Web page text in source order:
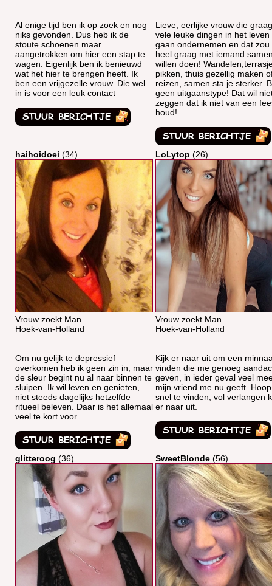
Al enige tijd ben ik op zoek en nog
niks gevonden. Dus heb ik de
stoute schoenen maar
aangetrokken om hier een stap te
wagen. Eigenlijk ben ik benieuwd
wat het hier te brengen heeft. Ik
ben een vrijgezelle vrouw. Die wel
in is voor een leuk contact
Lieve, eerlijke vrouw die
vele leuke dingen in het leven
gaan ondernemen en dat zou
heel graag met iemand
willen doen!
pikken, thuis gezellig maken
reizen, samen sta je sterker.
geen uitgaanstype! Dat wil
zeggen dat ik niet van een
houd!
haihoidoei (34)
Vrouw zoekt Man
Hoek-van-Holland
Om nu gelijk te depressief
overkomen heb ik geen zin in, maar
de sleur begint nu al naar binnen te
sluipen. Ik wil leven en genieten,
niet steeds dagelijks hetzelfde
ritueel beleven. Daar is het allemaal
veel te kort voor.
LoLytop (26)
Vrouw zoekt Man
Hoek-van-Holland
Kijk er naar uit om een
vinden die me genoeg
geven, in ieder geval veel
mijn vriend me nu geeft.
snel te vinden, vol verlangen
er naar uit.
glitteroog (36) SweetBlonde (56)